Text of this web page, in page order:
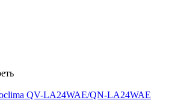
QV-LA24WAE/QN-LA24WAE